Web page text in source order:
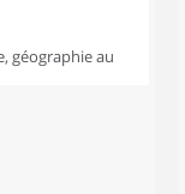
géographie au